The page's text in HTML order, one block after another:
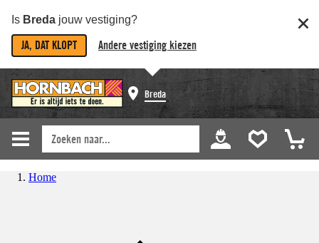
Is Breda jouw vestiging?
JA, DAT KLOPT Andere vestiging kiezen
Breda
Home